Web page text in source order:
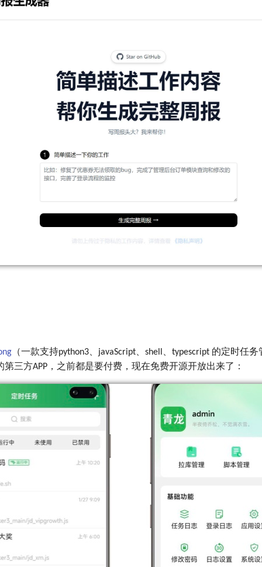
（一款支持python3、javaScript、shell、typescript 的定时任
三方APP，之前都是要付费，现在免费开源开放出来了：